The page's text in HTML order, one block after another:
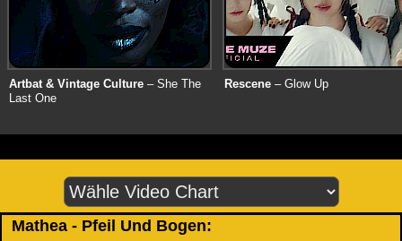
Artbat & Vintage Culture – She The
Last One
Rescene – Glow Up
Mathea - Pfeil Und Bogen: